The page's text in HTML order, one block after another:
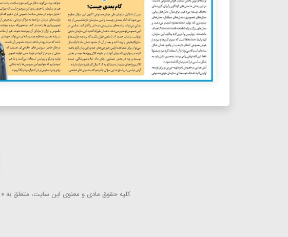
كلیه حقوق مادی و معنوی این سایت، متعلق به «